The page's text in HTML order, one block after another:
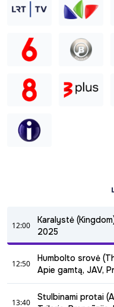
12:00
Karalystė
2025
Zambijoje leopardai,
dėl teisės gyventi rojaus
išlikimo istorija
konkuruojančių šeimų
12:50
Humbolto srovė
Apie gamtą, JAV,
13:40
Stulbinami protai